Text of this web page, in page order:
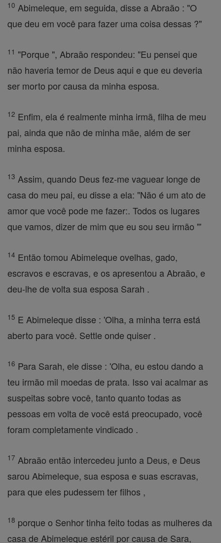
10 Abimeleque, em seguida, disse a Abraão : "O
que deu em você para fazer uma coisa dessas ?"
11 "Porque ", Abraão respondeu: "Eu pensei que
não haveria temor de Deus aqui e que eu deveria
ser morto por causa da minha esposa.
12 Enfim, ela é realmente minha irmã, filha de meu
pai, ainda que não de minha mãe, além de ser
minha esposa.
13 Assim, quando Deus fez-me vaguear longe de
casa do meu pai, eu disse a ela: "Não é um ato de
amor que você pode me fazer:. Todos os lugares
que vamos, dizer de mim que eu sou seu irmão "'
14 Então tomou Abimeleque ovelhas, gado,
escravos e escravas, e os apresentou a Abraão, e
deu-lhe de volta sua esposa Sarah .
15 E Abimeleque disse : 'Olha, a minha terra está
aberto para você. Settle onde quiser .
16 Para Sarah, ele disse : 'Olha, eu estou dando a
teu irmão mil moedas de prata. Isso vai acalmar as
suspeitas sobre você, tanto quanto todas as
pessoas em volta de você está preocupado, você
foram completamente vindicado .
17 Abraão então intercedeu junto a Deus, e Deus
sarou Abimeleque, sua esposa e suas escravas,
para que eles pudessem ter filhos ,
18 porque o Senhor tinha feito todas as mulheres da
casa de Abimeleque estéril por causa de Sara,